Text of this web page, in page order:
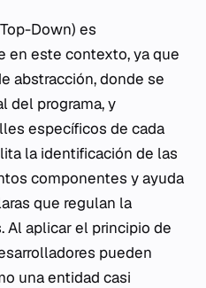
Down) es
en este contexto, ya que
abstracción, donde se
del programa, y
específicos de cada
la identificación de las
componentes y ayuda
que regulan la
aplicar el principio de
pueden
una entidad casi